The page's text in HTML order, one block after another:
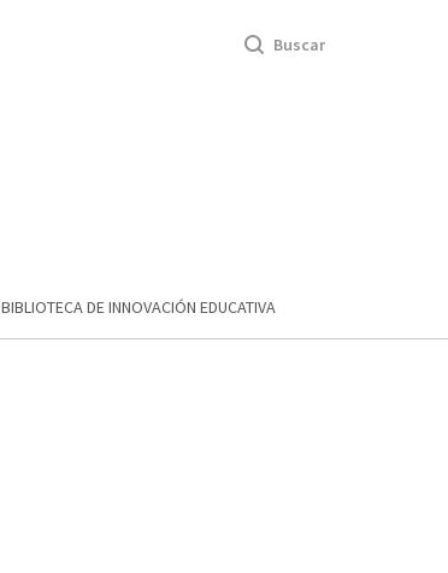
Buscar
BIBLIOTECA DE INNOVACIÓN EDUCATIVA